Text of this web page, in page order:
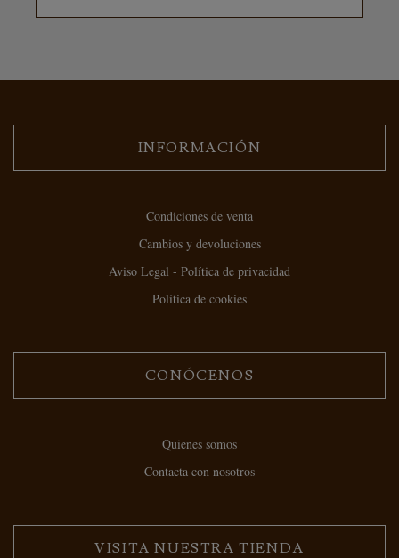
INFORMACIÓN
Condiciones de venta
Cambios y devoluciones
Aviso Legal - Política de privacidad
Política de cookies
CONÓCENOS
Quienes somos
Contacta con nosotros
VISITA NUESTRA TIENDA